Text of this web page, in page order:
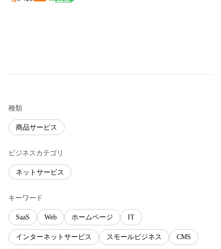
種類
商品サービス
ビジネスカテゴリ
ネットサービス
キーワード
SaaS Web ホームページ IT
インターネットサービス スモールビジネス CMS